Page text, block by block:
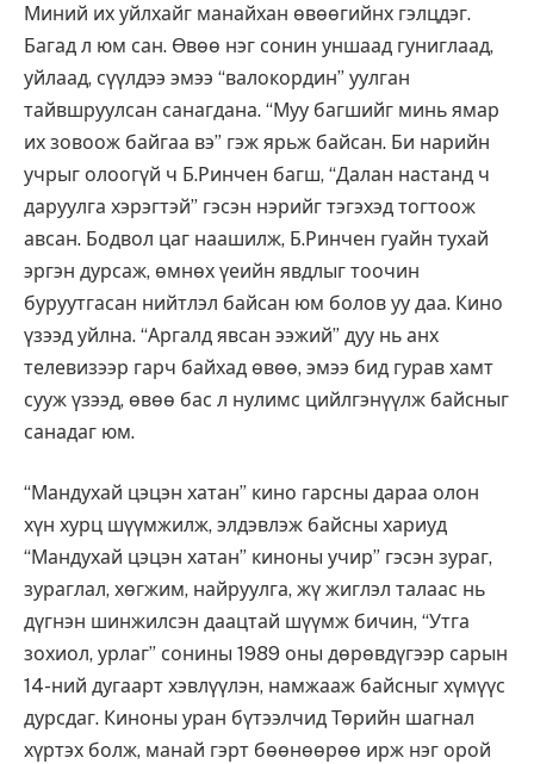
Миний их уйлхайг манайхан өвөөгийнх гэлцдэг.
Багад л юм сан. Өвөө нэг сонин уншаад гуниглаад,
уйлаад, сүүлдээ эмээ “валокордин” уулган
тайвшруулсан санагдана. “Муу багшийг минь ямар
их зовоож байгаа вэ” гэж ярьж байсан. Би нарийн
учрыг олоогүй ч Б.Ринчен багш, “Далан настанд ч
даруулга хэрэгтэй” гэсэн нэрийг тэгэхэд тогтоож
авсан. Бодвол цаг наашилж, Б.Ринчен гуайн тухай
эргэн дурсаж, өмнөх үеийн явдлыг тоочин
буруутгасан нийтлэл байсан юм болов уу даа. Кино
үзээд уйлна. “Аргалд явсан ээжий” дуу нь анх
телевизээр гарч байхад өвөө, эмээ бид гурав хамт
сууж үзээд, өвөө бас л нулимс цийлгэнүүлж байсныг
санадаг юм.
“Мандухай цэцэн хатан” кино гарсны дараа олон
хүн хурц шүүмжилж, элдэвлэж байсны хариуд
“Мандухай цэцэн хатан” киноны учир” гэсэн зураг,
зураглал, хөгжим, найруулга, жү­ жиглэл талаас нь
дүгнэн шинжилсэн даацтай шүүмж бичин, “Утга
зохиол, урлаг” сонины 1989 оны дөрөвдүгээр сарын
14-ний дугаарт хэвлүүлэн, намжааж байсныг хүмүүс
дурсдаг. Киноны уран бүтээлчид Төрийн шагнал
хүртэх болж, манай гэрт бөөнөөрөө ирж нэг орой